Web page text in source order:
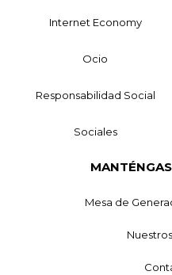
Internet Economy
Ocio
Responsabilidad Social
Sociales
Mesa de